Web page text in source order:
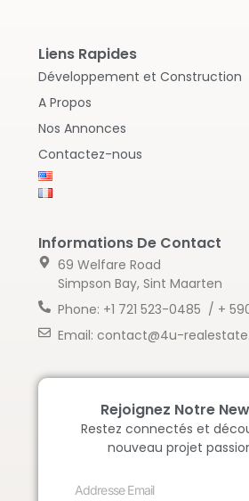
Liens Rapides
Développement et Construction
A Propos
Nos Annonces
Contactez-nous
Informations De Contact
69 Welfare Road
Simpson Bay, Sint Maarten
Phone: +1 721 523-0485 / +
Email: contact@4u-
Rejoignez Notre
Restez connectés et
nouveau projet